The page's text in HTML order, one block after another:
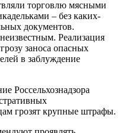
торговлю мясными
– без каких-
документов.
Реализация
заноса опасных
в заблуждение
Россельхознадзора
грозят крупные штрафы.